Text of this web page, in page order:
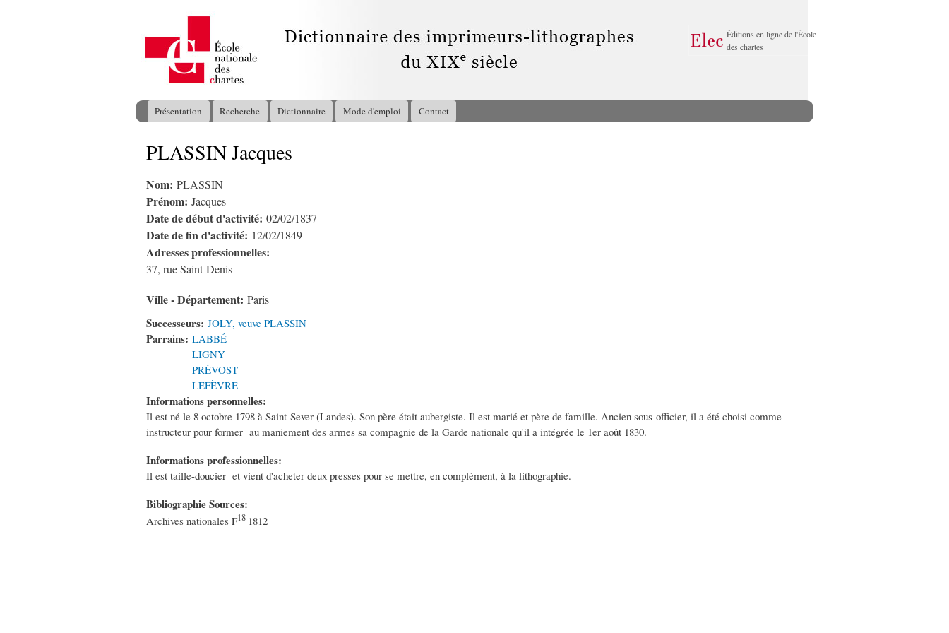
principal
Éditions en ligne de l'École
des chartes
Menu principal
Présentation Recherche Dictionnaire Mode d'emploi Contact
Vous êtes ici
PLASSIN Jacques
Nom: PLASSIN
Prénom: Jacques
Date de début d'activité: 02/02/1837
Date de fin d'activité: 12/02/1849
Adresses professionnelles:
37, rue Saint-Denis
Ville - Département: Paris
Successeurs: JOLY, veuve PLASSIN
Parrains: LABBÉ
LIGNY
PRÉVOST
LEFÈVRE
Informations personnelles:
Il est né le 8 octobre 1798 à Saint-Sever (Landes). Son père était aubergiste. Il est marié et père de famille. Ancien sous-officier, il a été choisi comme
instructeur pour former au maniement des armes sa compagnie de la Garde nationale qu'il a intégrée le 1er août 1830.
Informations professionnelles:
Il est taille-doucier et vient d'acheter deux presses pour se mettre, en complément, à la lithographie.
Bibliographie Sources:
Archives nationales F18 1812